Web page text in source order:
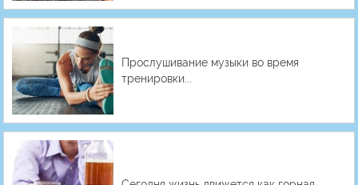
Прослушивание музыки во время
тренировки...